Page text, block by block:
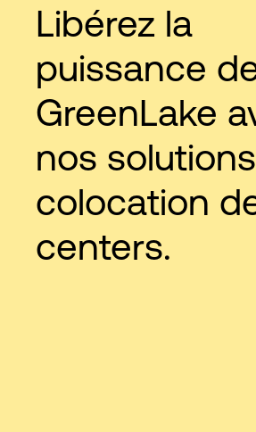
Libérez la
puissance
GreenLake
nos
colocation
centers.